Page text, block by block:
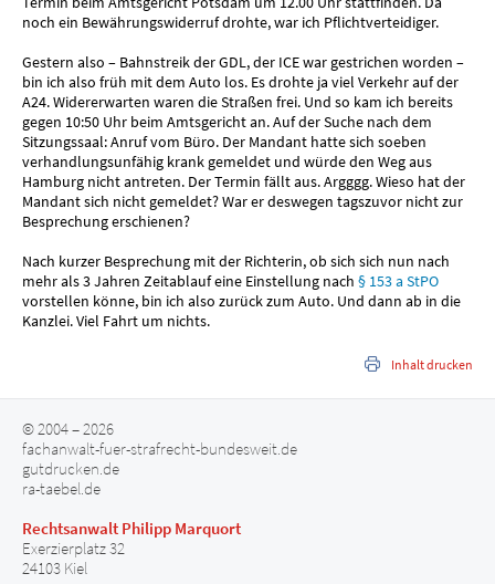
noch ein Bewährungswiderruf drohte, war ich Pflichtverteidiger.
Gestern also – Bahnstreik der GDL, der ICE war gestrichen worden –
bin ich also früh mit dem Auto los. Es drohte ja viel Verkehr auf der
A24. Widererwarten waren die Straßen frei. Und so kam ich bereits
gegen 10:50 Uhr beim Amtsgericht an. Auf der Suche nach dem
Sitzungssaal: Anruf vom Büro. Der Mandant hatte sich soeben
verhandlungsunfähig krank gemeldet und würde den Weg aus
Hamburg nicht antreten. Der Termin fällt aus. Argggg. Wieso hat der
Mandant sich nicht gemeldet? War er deswegen tagszuvor nicht zur
Besprechung erschienen?
Nach kurzer Besprechung mit der Richterin, ob sich sich nun nach
mehr als 3 Jahren Zeitablauf eine Einstellung nach § 153 a StPO
vorstellen könne, bin ich also zurück zum Auto. Und dann ab in die
Kanzlei. Viel Fahrt um nichts.
Inhalt drucken
© 2004 – 2026
fachanwalt-fuer-strafrecht-bundesweit.de
gutdrucken.de
ra-taebel.de
Rechtsanwalt Philipp Marquort
Exerzierplatz 32
24103 Kiel